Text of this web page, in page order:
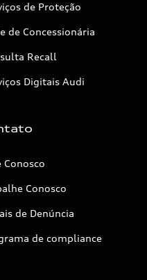
de Proteção
de Concessionária
Recall
Digitais Audi
Conosco
Conosco
de Denúncia
de compliance